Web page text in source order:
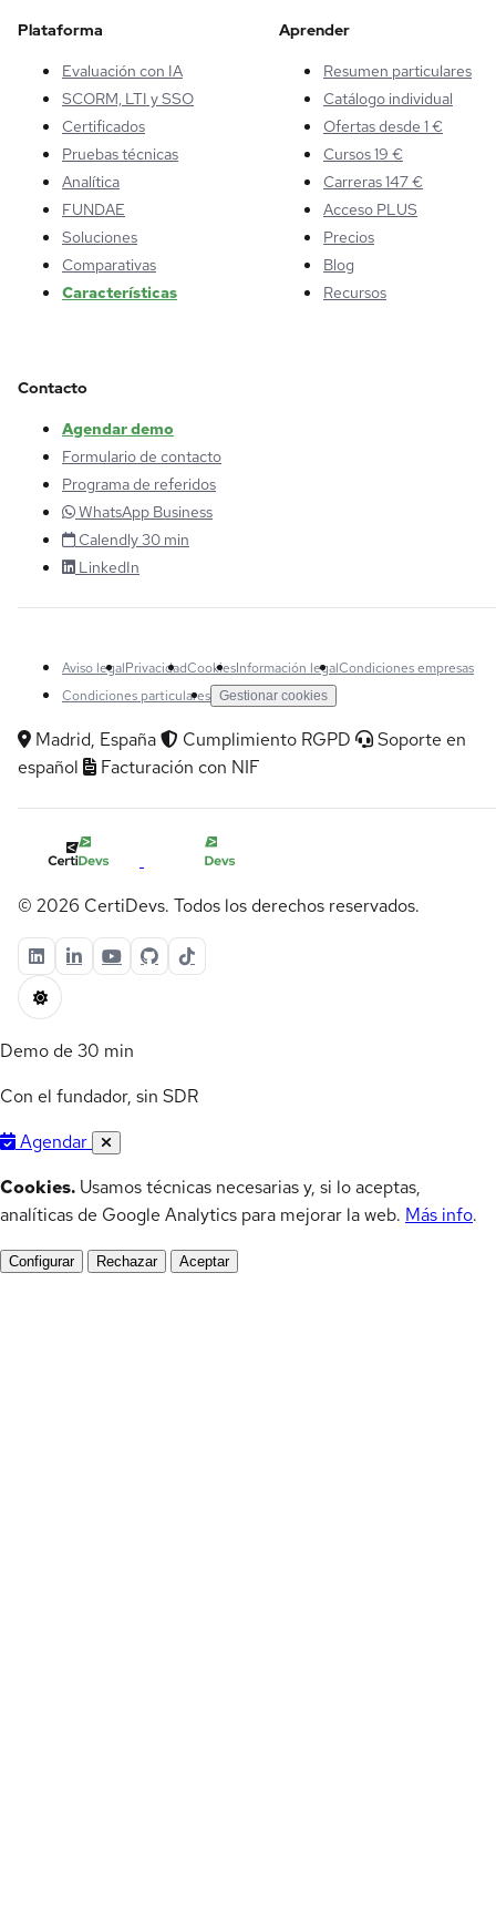
Plataforma
Evaluación con IA
SCORM, LTI y SSO
Certificados
Pruebas técnicas
Analítica
FUNDAE
Soluciones
Comparativas
Características
Aprender
Resumen particulares
Catálogo individual
Ofertas desde 1 €
Cursos 19 €
Carreras 147 €
Acceso PLUS
Precios
Blog
Recursos
Contacto
Agendar demo
Formulario de contacto
Programa de referidos
WhatsApp Business
Calendly 30 min
LinkedIn
Aviso legalPrivacidadCookiesInformación legalCondiciones empresas
Condiciones particulares Gestionar cookies
Madrid, España Cumplimiento RGPD
Soporte en
español
Facturación con NIF
© 2026 CertiDevs. Todos los derechos reservados.
Demo de 30 min
Con el fundador, sin SDR
Agendar
Cookies. Usamos técnicas necesarias y, si lo aceptas,
analíticas de Google Analytics para mejorar la web. Más info.
Configurar Rechazar Aceptar